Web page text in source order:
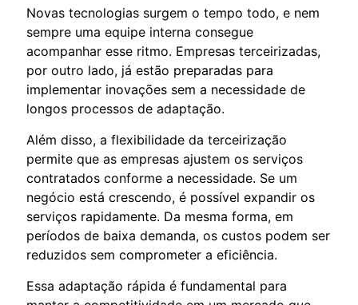
Novas tecnologias surgem o tempo todo, e nem
sempre uma equipe interna consegue
acompanhar esse ritmo. Empresas terceirizadas,
por outro lado, já estão preparadas para
implementar inovações sem a necessidade de
longos processos de adaptação.
Além disso, a flexibilidade da terceirização
permite que as empresas ajustem os serviços
contratados conforme a necessidade. Se um
negócio está crescendo, é possível expandir os
serviços rapidamente. Da mesma forma, em
períodos de baixa demanda, os custos podem ser
reduzidos sem comprometer a eficiência.
Essa adaptação rápida é fundamental para